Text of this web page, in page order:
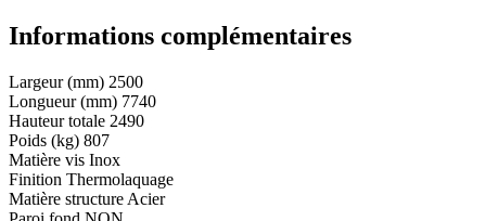
Informations complémentaires
Largeur (mm) 2500
Longueur (mm) 7740
Hauteur totale 2490
Poids (kg) 807
Matière vis Inox
Finition Thermolaquage
Matière structure Acier